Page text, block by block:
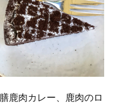
鹿肉カレー、鹿肉のロ